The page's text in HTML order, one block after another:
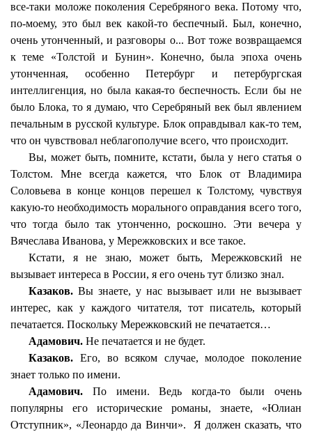
все-таки моложе поколения Серебряного века. Потому что,
по-моему, это был век какой-то беспечный. Был, конечно,
очень утонченный, и разговоры о... Вот тоже возвращаемся
к теме «Толстой и Бунин». Конечно, была эпоха очень
утонченная, особенно Петербург и петербургская
интеллигенция, но была какая-то беспечность. Если бы не
было Блока, то я думаю, что Серебряный век был явлением
печальным в русской культуре. Блок оправдывал как-то тем,
что он чувствовал неблагополучие всего, что происходит.
Вы, может быть, помните, кстати, была у него статья о
Толстом. Мне всегда кажется, что Блок от Владимира
Соловьева в конце концов перешел к Толстому, чувствуя
какую-то необходимость морального оправдания всего того,
что тогда было так утонченно, роскошно. Эти вечера у
Вячеслава Иванова, у Мережковских и все такое.
Кстати, я не знаю, может быть, Мережковский не
вызывает интереса в России, я его очень тут близко знал.
Казаков. Вы знаете, у нас вызывает или не вызывает
интерес, как у каждого читателя, тот писатель, который
печатается. Поскольку Мережковский не печатается…
Адамович. Не печатается и не будет.
Казаков. Его, во всяком случае, молодое поколение
знает только по имени.
Адамович. По имени. Ведь когда-то были очень
популярны его исторические романы, знаете, «Юлиан
Отступник», «Леонардо да Винчи».
Я должен сказать, что